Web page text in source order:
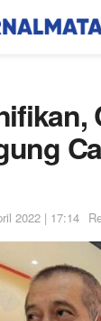
2022 | 17:14